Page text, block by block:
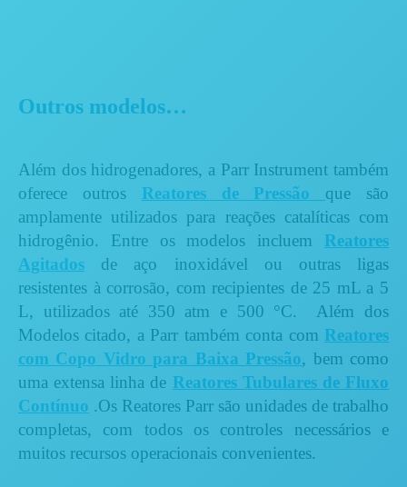
Outros modelos…
Além dos hidrogenadores, a Parr Instrument também
oferece outros Reatores de Pressão
que são
amplamente utilizados para reações catalíticas com
hidrogênio. Entre os modelos incluem Reatores
Agitados
de aço inoxidável ou outras ligas
resistentes à corrosão, com recipientes de 25 mL a 5
L, utilizados até 350 atm e 500 °C. Além dos
Modelos citado, a Parr também conta com Reatores
com Copo Vidro para Baixa Pressão, bem como
uma extensa linha de Reatores Tubulares de Fluxo
Contínuo .Os Reatores Parr são unidades de trabalho
completas, com todos os controles necessários e
muitos recursos operacionais convenientes.